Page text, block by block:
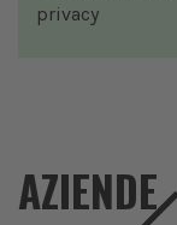
privacy
AZIENDE